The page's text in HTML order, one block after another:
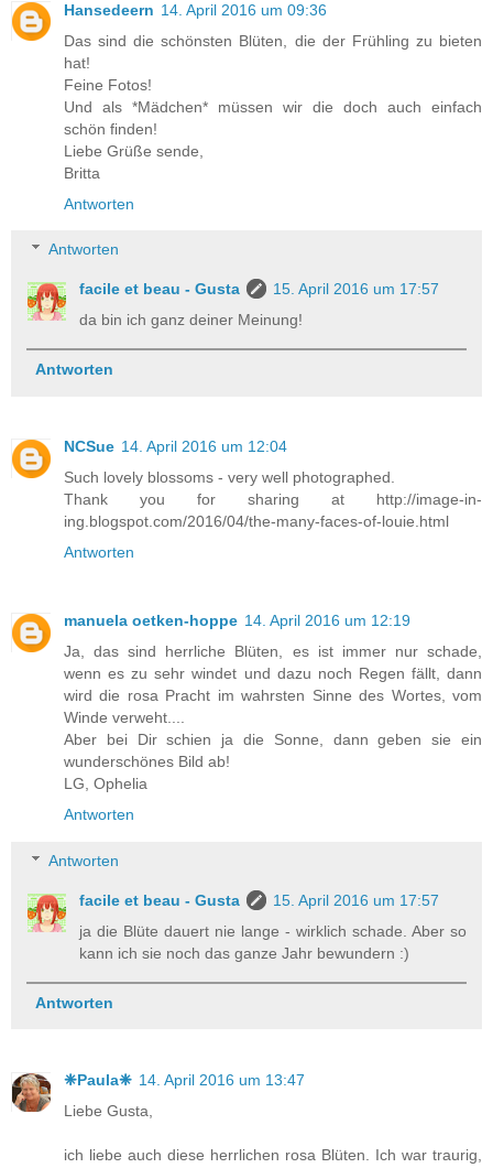
Hansedeern 14. April 2016 um 09:36
Das sind die schönsten Blüten, die der Frühling zu bieten
hat!
Feine Fotos!
Und als *Mädchen* müssen wir die doch auch einfach
schön finden!
Liebe Grüße sende,
Britta
Antworten
Antworten
facile et beau - Gusta
15. April 2016 um 17:57
da bin ich ganz deiner Meinung!
Antworten
NCSue 14. April 2016 um 12:04
Such lovely blossoms - very well photographed.
Thank you for sharing at http://image-in-
ing.blogspot.com/2016/04/the-many-faces-of-louie.html
Antworten
manuela oetken-hoppe 14. April 2016 um 12:19
Ja, das sind herrliche Blüten, es ist immer nur schade,
wenn es zu sehr windet und dazu noch Regen fällt, dann
wird die rosa Pracht im wahrsten Sinne des Wortes, vom
Winde verweht....
Aber bei Dir schien ja die Sonne, dann geben sie ein
wunderschönes Bild ab!
LG, Ophelia
Antworten
Antworten
facile et beau - Gusta
15. April 2016 um 17:57
ja die Blüte dauert nie lange - wirklich schade. Aber so
kann ich sie noch das ganze Jahr bewundern :)
Antworten
❈Paula❈ 14. April 2016 um 13:47
Liebe Gusta,
ich liebe auch diese herrlichen rosa Blüten. Ich war traurig,